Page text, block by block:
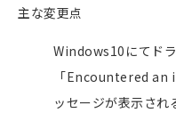
主な変更点
Windows10にてド
「Encountered
ッセージが表示され